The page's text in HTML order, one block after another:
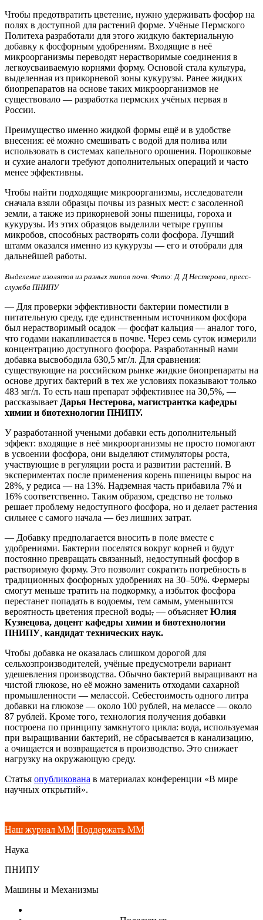
Чтобы предотвратить цветение, нужно удерживать фосфор на
полях в доступной для растений форме. Учёные Пермского
Политеха разработали для этого жидкую бактериальную
добавку к фосфорным удобрениям. Входящие в неё
микроорганизмы переводят нерастворимые соединения в
легкоусваиваемую корнями форму. Основой стала культура,
выделенная из прикорневой зоны кукурузы. Ранее жидких
биопрепаратов на основе таких микроорганизмов не
существовало — разработка пермских учёных первая в
России.
Преимущество именно жидкой формы ещё и в удобстве
внесения: её можно смешивать с водой для полива или
использовать в системах капельного орошения. Порошковые
и сухие аналоги требуют дополнительных операций и часто
менее эффективны.
Чтобы найти подходящие микроорганизмы, исследователи
сначала взяли образцы почвы из разных мест: с засоленной
земли, а также из прикорневой зоны пшеницы, гороха и
кукурузы. Из этих образцов выделили четыре группы
микробов, способных растворять соли фосфора. Лучший
штамм оказался именно из кукурузы — его и отобрали для
дальнейшей работы.
Выделение изолятов из разных типов почв. Фото: Д. Д Нестерова, пресс-
служба ПНИПУ
— Для проверки эффективности бактерии поместили в
питательную среду, где единственным источником фосфора
был нерастворимый осадок — фосфат кальция — аналог того,
что годами накапливается в почве. Через семь суток измерили
концентрацию доступного фосфора. Разработанный нами
добавка высвободила 630,5 мг/л. Для сравнения:
существующие на российском рынке жидкие биопрепараты на
основе других бактерий в тех же условиях показывают только
483 мг/л. То есть наш препарат эффективнее на 30,5%, —
рассказывает Дарья Нестерова, магистрантка кафедры
химии и биотехнологии ПНИПУ.
У разработанной учеными добавки есть дополнительный
эффект: входящие в неё микроорганизмы не просто помогают
в усвоении фосфора, они выделяют стимуляторы роста,
участвующие в регуляции роста и развитии растений. В
экспериментах после применения корень пшеницы вырос на
28%, у редиса — на 13%. Надземная часть прибавила 7% и
16% соответственно. Таким образом, средство не только
решает проблему недоступного фосфора, но и делает растения
сильнее с самого начала — без лишних затрат.
— Добавку предполагается вносить в поле вместе с
удобрениями. Бактерии поселятся вокруг корней и будут
постоянно превращать связанный, недоступный фосфор в
растворимую форму. Это позволит сократить потребность в
традиционных фосфорных удобрениях на 30–50%. Фермеры
смогут меньше тратить на подкормку, а избыток фосфора
перестанет попадать в водоемы, тем самым, уменьшится
вероятность цветения пресной воды, — объясняет Юлия
Кузнецова, доцент кафедры химии и биотехнологии
ПНИПУ, кандидат технических наук.
Чтобы добавка не оказалась слишком дорогой для
сельхозпроизводителей, учёные предусмотрели вариант
удешевления производства. Обычно бактерий выращивают на
чистой глюкозе, но её можно заменить отходами сахарной
промышленности — мелассой. Себестоимость одного литра
добавки на глюкозе — около 100 рублей, на мелассе — около
87 рублей. Кроме того, технология получения добавки
построена по принципу замкнутого цикла: вода, используемая
при выращивании бактерий, не сбрасывается в канализацию,
а очищается и возвращается в производство. Это снижает
нагрузку на окружающую среду.
Статья опубликована в материалах конференции «В мире
научных открытий».
Наш журнал ММ Поддержать ММ
Наука
ПНИПУ
Машины и Механизмы